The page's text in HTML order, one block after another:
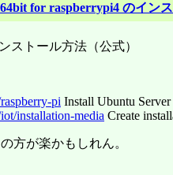
for raspberrypi4 のイン
ストール方法（公式）
pi Install Ubuntu
installation-media Create
方が楽かもしれん。